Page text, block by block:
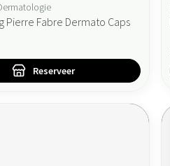
Pierre Fabre Dermato Caps
Reserveer